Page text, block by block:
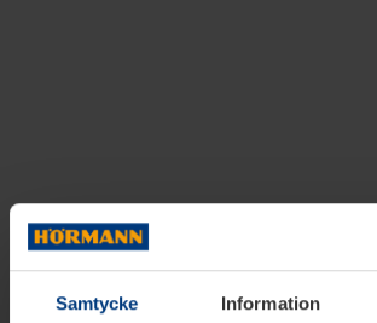
Samtycke Information